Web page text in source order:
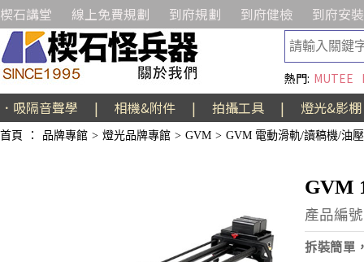
楔石講堂 線上免費規劃 到府規劃 到府健檢 到府安裝
熱門: MUTEE
．吸隔音聲學 | 相機&附件 | 拍攝工具 | 燈光&影棚
首頁 ： 品牌專館 > 燈光品牌專館 > GVM > GVM 電動滑軌/讀稿機/油
GVM
產品編
拆裝簡單